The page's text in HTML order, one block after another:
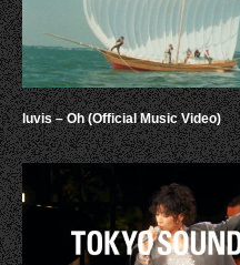
luvis – Oh (Official Music Video)